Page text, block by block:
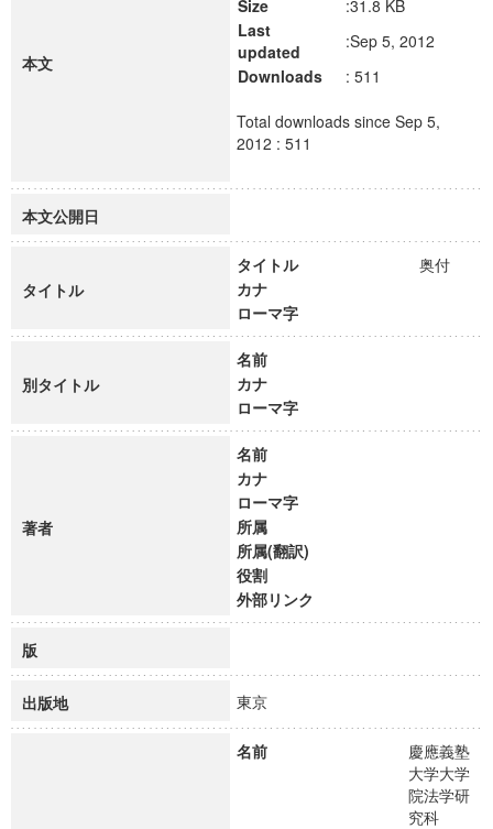
本文
Size
:31.8 KB
Last
updated
:Sep 5, 2012
Downloads
: 511
Total downloads since Sep 5,
2012 : 511
本文公開日
タイトル
タイトル
奥付
カナ
ローマ字
別タイトル
名前
カナ
ローマ字
著者
名前
カナ
ローマ字
所属
所属(翻訳)
役割
外部リンク
版
出版地 東京
名前
慶應義塾
大学大学
院法学研
究科